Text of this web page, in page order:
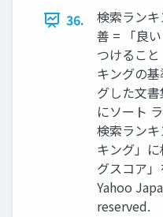
36.
検索ラン
善 = 「良
つけるこ
キングの
グした文
にソート
検索ラン
キング」
グスコア
Yahoo
reserved.